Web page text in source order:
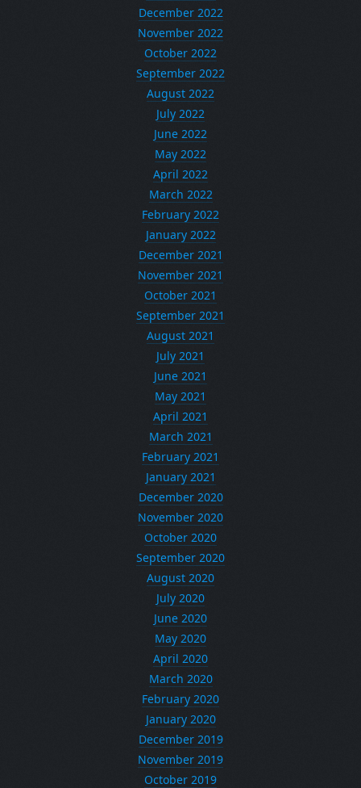
December 2022
November 2022
October 2022
September 2022
August 2022
July 2022
June 2022
May 2022
April 2022
March 2022
February 2022
January 2022
December 2021
November 2021
October 2021
September 2021
August 2021
July 2021
June 2021
May 2021
April 2021
March 2021
February 2021
January 2021
December 2020
November 2020
October 2020
September 2020
August 2020
July 2020
June 2020
May 2020
April 2020
March 2020
February 2020
January 2020
December 2019
November 2019
October 2019